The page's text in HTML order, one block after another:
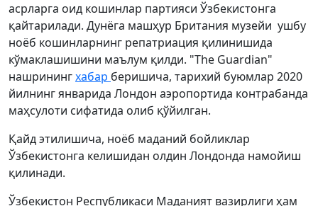
асрларга оид кошинлар партияси Ўзбекистонга
қайтарилади. Дунёга машҳур Британия музейи ушбу
ноёб кошинларнинг репатриация қилинишида
кўмаклашишини маълум қилди. "The Guardian"
нашринингхабар беришича, тарихий буюмлар 2020
йилнинг январида Лондон аэропортида контрабанда
маҳсулоти сифатида олиб қўйилган.
Қайд этилишича, ноёб маданий бойликлар
Ўзбекистонга келишидан олдин Лондонда намойиш
қилинади.
Ўзбекистон Республикаси Маданият вазирлиги ҳам